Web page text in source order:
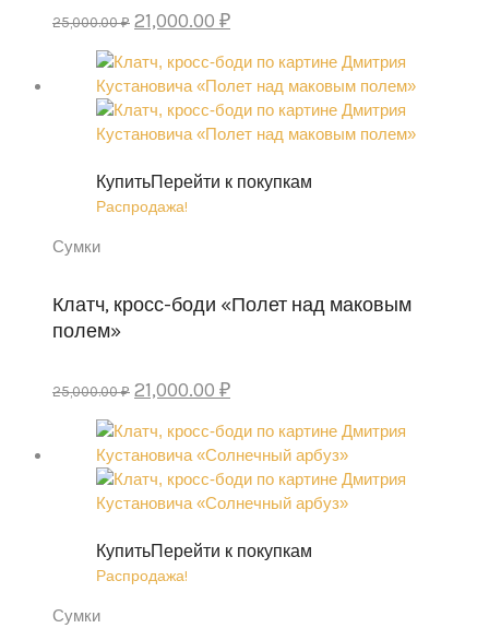
25,000.00 ₽ Первоначальная
составляла
25,000.00 ₽.
21,000.00 ₽Текущая
21,000.00 ₽.
КупитьПерейти к покупкам
Распродажа!
Сумки
Клатч, кросс-боди «Полет над маковым
полем»
25,000.00 ₽ Первоначальная
составляла
25,000.00 ₽.
21,000.00 ₽Текущая
21,000.00 ₽.
КупитьПерейти к покупкам
Распродажа!
Сумки